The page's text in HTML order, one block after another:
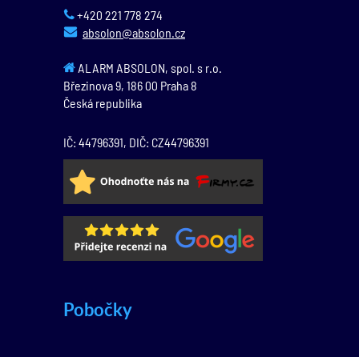
+420 221 778 274
absolon@absolon.cz
ALARM ABSOLON, spol. s r.o.
Březinova 9, 186 00 Praha 8
Česká republika
IČ: 44796391, DIČ: CZ44796391
Pobočky